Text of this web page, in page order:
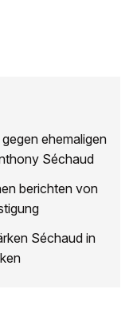
ehemaligen
Séchaud
berichten von
Séchaud in